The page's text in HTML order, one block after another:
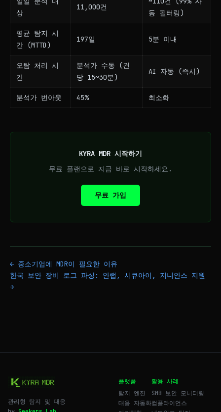
상
11,000건
동 필터링)
평균 탐지 시
간 (MTTD)
197일 5분 이내
오탐 처리 시
간
분석가 수동 (건
당 15~30분)
AI 자동 (즉시)
분석가 번아웃 45% 최소화
KYRA MDR 시작하기
무료 플랜으로 지금 바로 시작하세요.
무료 가입
← 중소기업에 MDR이 필요한 이유
한국 보안 장비 로그 파싱: 안랩, 시큐아이, 지니안스 지원
→
관리형 탐지 및 대응
플랫폼
탐지 엔진
대응 자동화
활용 사례
SMB 보안 모니터링
컴플라이언스